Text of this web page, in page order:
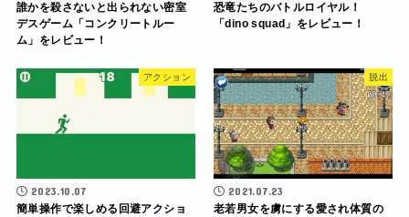
誰かを殺さないと出られない密室
デスゲーム「コンクリートルー
ム」をレビュー！
恐竜たちのバトルロイヤル！
「dino squad」をレビュー！
アクション
2023.10.07
簡単操作で楽しめる回避アクショ
脱出
2021.07.23
老若男女を虜にする愛され体質の